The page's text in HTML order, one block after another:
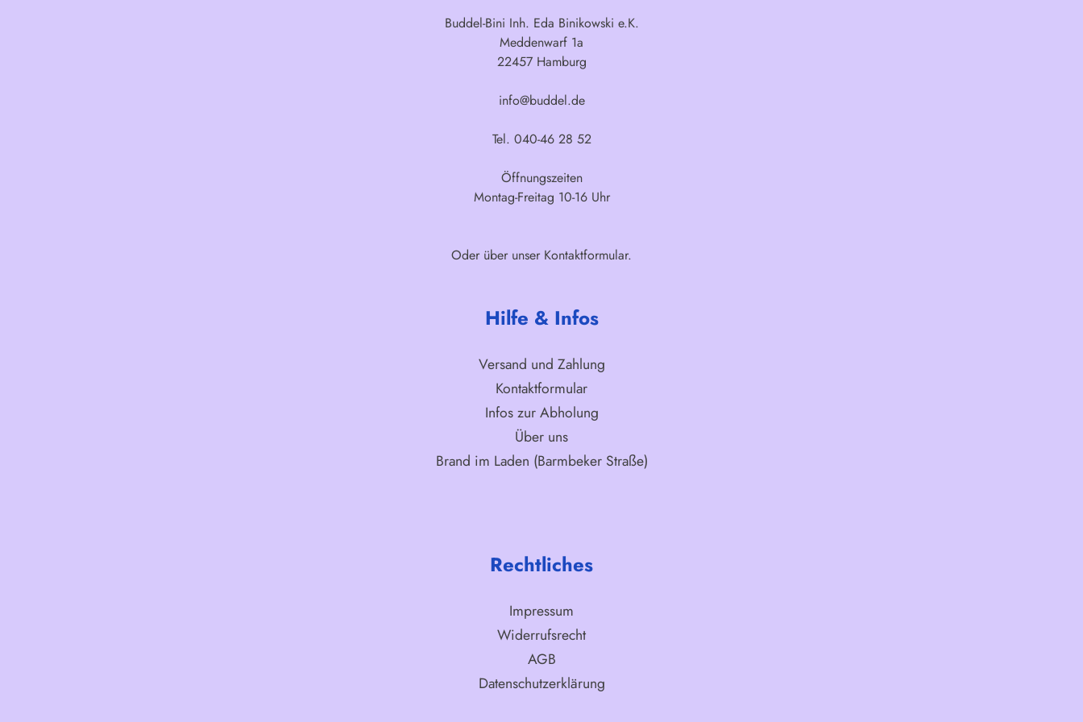
Buddel-Bini Inh. Eda Binikowski e.K.
Meddenwarf 1a
22457 Hamburg
info@buddel.de
Tel. 040-46 28 52
Öffnungszeiten
Montag-Freitag 10-16 Uhr
Oder über unser Kontaktformular.
Hilfe & Infos
Versand und Zahlung
Kontaktformular
Infos zur Abholung
Über uns
Brand im Laden (Barmbeker Straße)
Rechtliches
Impressum
Widerrufsrecht
AGB
Datenschutzerklärung